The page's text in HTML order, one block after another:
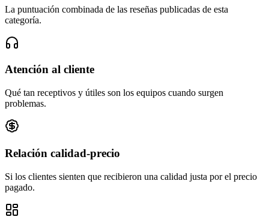
La puntuación combinada de las reseñas publicadas de esta
categoría.
Atención al cliente
Qué tan receptivos y útiles son los equipos cuando surgen
problemas.
Relación calidad-precio
Si los clientes sienten que recibieron una calidad justa por el precio
pagado.